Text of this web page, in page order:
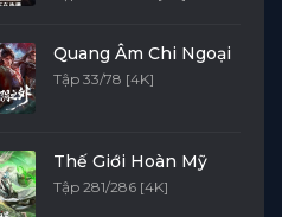
Quang Âm Chi Ngoại
Tập 33/78 [4K]
Thế Giới Hoàn Mỹ
Tập 281/286 [4K]